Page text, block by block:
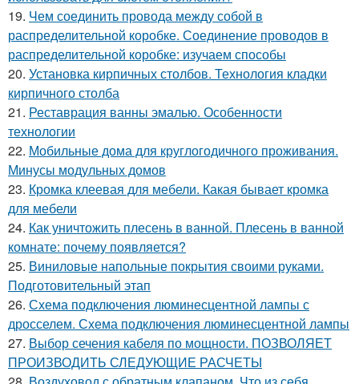
19. Чем соединить провода между собой в
распределительной коробке. Соединение проводов в
распределительной коробке: изучаем способы
20. Установка кирпичных столбов. Технология кладки
кирпичного столба
21. Реставрация ванны эмалью. Особенности
технологии
22. Мобильные дома для круглогодичного проживания.
Минусы модульных домов
23. Кромка клеевая для мебели. Какая бывает кромка
для мебели
24. Как уничтожить плесень в ванной. Плесень в ванной
комнате: почему появляется?
25. Виниловые напольные покрытия своими руками.
Подготовительный этап
26. Схема подключения люминесцентной лампы с
дросселем. Схема подключения люминесцентной лампы
27. Выбор сечения кабеля по мощности. ПОЗВОЛЯЕТ
ПРОИЗВОДИТЬ СЛЕДУЮЩИЕ РАСЧЕТЫ